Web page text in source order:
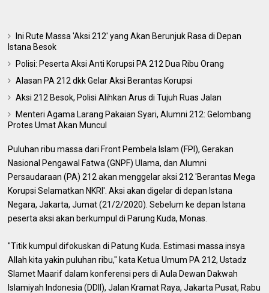
Ini Rute Massa 'Aksi 212' yang Akan Berunjuk Rasa di Depan
Istana Besok
Polisi: Peserta Aksi Anti Korupsi PA 212 Dua Ribu Orang
Alasan PA 212 dkk Gelar Aksi Berantas Korupsi
Aksi 212 Besok, Polisi Alihkan Arus di Tujuh Ruas Jalan
Menteri Agama Larang Pakaian Syari, Alumni 212: Gelombang
Protes Umat Akan Muncul
Puluhan ribu massa dari Front Pembela Islam (FPI), Gerakan
Nasional Pengawal Fatwa (GNPF) Ulama, dan Alumni
Persaudaraan (PA) 212 akan menggelar aksi 212 'Berantas Mega
Korupsi Selamatkan NKRI'. Aksi akan digelar di depan Istana
Negara, Jakarta, Jumat (21/2/2020). Sebelum ke depan Istana
peserta aksi akan berkumpul di Parung Kuda, Monas.
"Titik kumpul difokuskan di Patung Kuda. Estimasi massa insya
Allah kita yakin puluhan ribu," kata Ketua Umum PA 212, Ustadz
Slamet Maarif dalam konferensi pers di Aula Dewan Dakwah
Islamiyah Indonesia (DDII), Jalan Kramat Raya, Jakarta Pusat, Rabu